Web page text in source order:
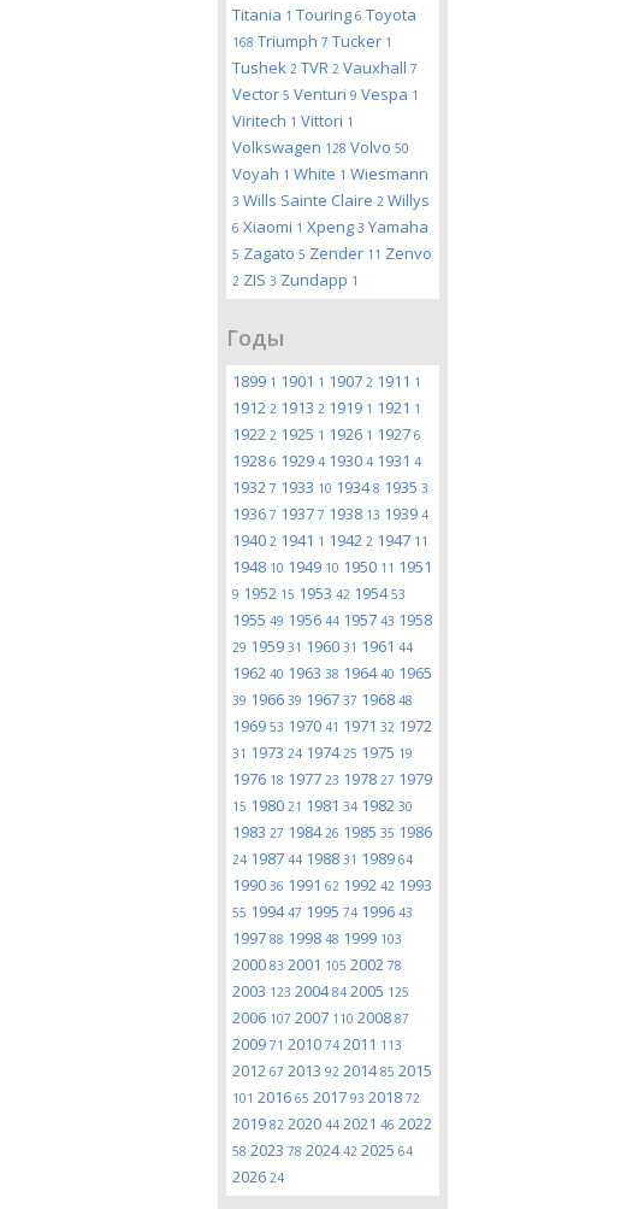
Titania 1 Touring 6 Toyota
168 Triumph 7 Tucker 1
Tushek 2 TVR 2 Vauxhall 7
Vector 5 Venturi 9 Vespa 1
Viritech 1 Vittori 1
Volkswagen 128 Volvo 50
Voyah 1 White 1 Wiesmann
3 Wills Sainte Claire 2 Willys
6 Xiaomi 1 Xpeng 3 Yamaha
5 Zagato 5 Zender 11 Zenvo
2 ZIS 3 Zundapp 1
Годы
1899 1 1901 1 1907 2 1911 1
1912 2 1913 2 1919 1 1921 1
1922 2 1925 1 1926 1 1927 6
1928 6 1929 4 1930 4 1931 4
1932 7 1933 10 19348 1935 3
1936 7 1937 7 1938 13 1939 4
1940 2 1941 1 1942 2 1947 11
1948 10 1949 10 1950 11 1951
9 1952 15 1953 42 195453
1955 49 1956 44 1957 43 1958
29 1959 31 1960 31 1961 44
1962 40 1963 38 196440 1965
39 1966 39 1967 37 1968 48
1969 53 1970 41 1971 32 1972
31 1973 24 197425 1975 19
1976 18 1977 23 1978 27 1979
15 1980 21 1981 34 1982 30
1983 27 198426 1985 35 1986
24 1987 44 1988 31 1989 64
1990 36 1991 62 1992 42 1993
55 199447 1995 74 1996 43
1997 88 1998 48 1999 103
2000 83 2001 105 2002 78
2003 123 200484 2005 125
2006 107 2007 110 2008 87
2009 71 2010 74 2011 113
2012 67 2013 92 201485 2015
101 2016 65 2017 93 2018 72
2019 82 2020 44 2021 46 2022
58 2023 78 202442 2025 64
2026 24